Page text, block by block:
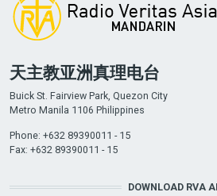
天主教亚洲真理电台
Buick St. Fairview Park, Quezon City
Metro Manila 1106 Philippines
Phone: +632 89390011 - 15
Fax: +632 89390011 - 15
DOWNLOAD RVA